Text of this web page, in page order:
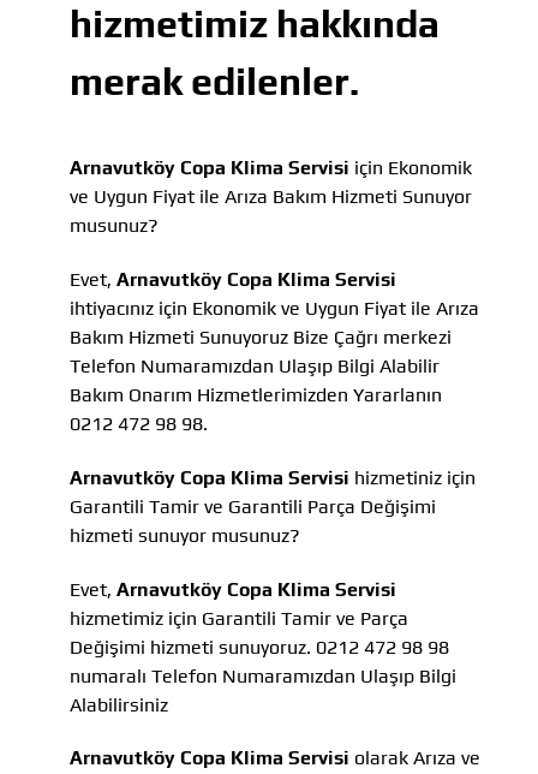
hizmetimiz hakkında
merak edilenler.
Arnavutköy Copa Klima Servisi için Ekonomik
ve Uygun Fiyat ile Arıza Bakım Hizmeti Sunuyor
musunuz?
Evet, Arnavutköy Copa Klima Servisi
ihtiyacınız için Ekonomik ve Uygun Fiyat ile Arıza
Bakım Hizmeti Sunuyoruz Bize Çağrı merkezi
Telefon Numaramızdan Ulaşıp Bilgi Alabilir
Bakım Onarım Hizmetlerimizden Yararlanın
0212 472 98 98.
Arnavutköy Copa Klima Servisi hizmetiniz için
Garantili Tamir ve Garantili Parça Değişimi
hizmeti sunuyor musunuz?
Evet, Arnavutköy Copa Klima Servisi
hizmetimiz için Garantili Tamir ve Parça
Değişimi hizmeti sunuyoruz. 0212 472 98 98
numaralı Telefon Numaramızdan Ulaşıp Bilgi
Alabilirsiniz
Arnavutköy Copa Klima Servisi olarak Arıza ve